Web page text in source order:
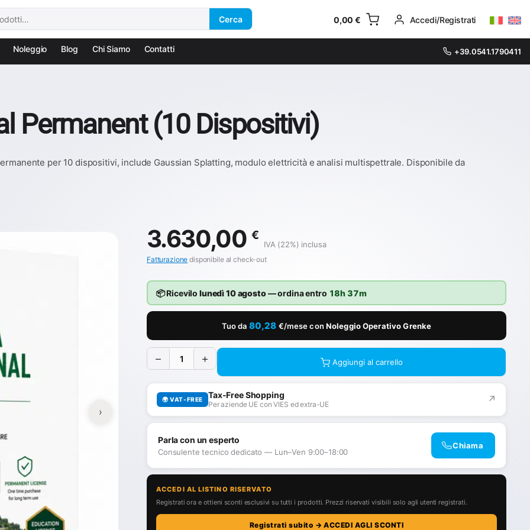
Cerca 0,00€ Accedi/Registrati
Noleggio Blog Chi Siamo Contatti +39.0541.1790411
Permanent (10 Dispositivi)
per 10 dispositivi, include Gaussian Splatting, modulo elettricità e analisi multispettrale. Disponibile da
›
3.630,00 €
IVA (22%) inclusa
Fatturazione disponibile al check-out
📦 Ricevilo lunedì 10 agosto— ordina entro 18h 37m
Tuo da 80,28 €/mese con Noleggio Operativo Grenke
− + Aggiungi al carrello
🌍 VAT-FREE Tax-Free Shopping
Per aziende UE con VIES ed extra-UE ↗
Parla con un esperto
Consulente tecnico dedicato — Lun–Ven 9:00–18:00
Chiama
ACCEDI AL LISTINO RISERVATO
Registrati ora e ottieni sconti esclusivi su tutti i prodotti. Prezzi riservati visibili solo agli utenti registrati.
Registrati subito → ACCEDI AGLI SCONTI